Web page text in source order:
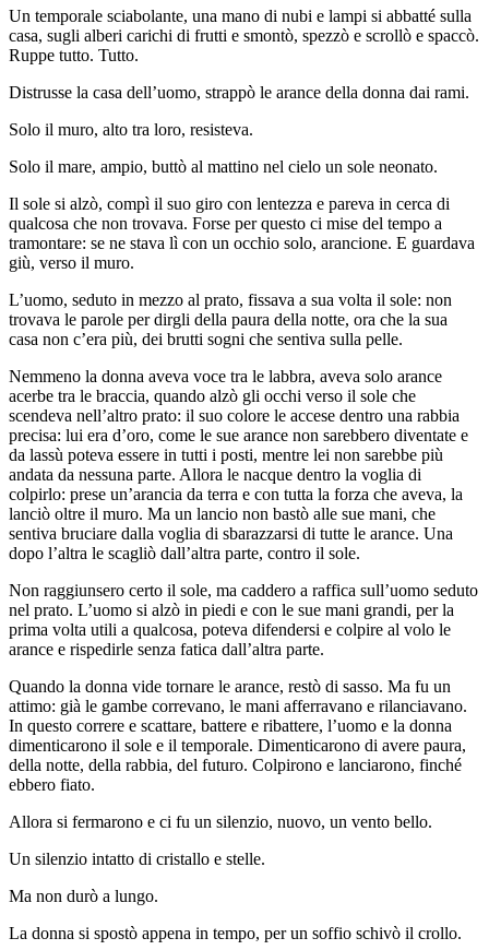
Un temporale sciabolante, una mano di nubi e lampi si abbatté sulla
casa, sugli alberi carichi di frutti e smontò, spezzò e scrollò e spaccò.
Ruppe tutto. Tutto.
Distrusse la casa dell’uomo, strappò le arance della donna dai rami.
Solo il muro, alto tra loro, resisteva.
Solo il mare, ampio, buttò al mattino nel cielo un sole neonato.
Il sole si alzò, compì il suo giro con lentezza e pareva in cerca di
qualcosa che non trovava. Forse per questo ci mise del tempo a
tramontare: se ne stava lì con un occhio solo, arancione. E guardava
giù, verso il muro.
L’uomo, seduto in mezzo al prato, fissava a sua volta il sole: non
trovava le parole per dirgli della paura della notte, ora che la sua
casa non c’era più, dei brutti sogni che sentiva sulla pelle.
Nemmeno la donna aveva voce tra le labbra, aveva solo arance
acerbe tra le braccia, quando alzò gli occhi verso il sole che
scendeva nell’altro prato: il suo colore le accese dentro una rabbia
precisa: lui era d’oro, come le sue arance non sarebbero diventate e
da lassù poteva essere in tutti i posti, mentre lei non sarebbe più
andata da nessuna parte. Allora le nacque dentro la voglia di
colpirlo: prese un’arancia da terra e con tutta la forza che aveva, la
lanciò oltre il muro. Ma un lancio non bastò alle sue mani, che
sentiva bruciare dalla voglia di sbarazzarsi di tutte le arance. Una
dopo l’altra le scagliò dall’altra parte, contro il sole.
Non raggiunsero certo il sole, ma caddero a raffica sull’uomo seduto
nel prato. L’uomo si alzò in piedi e con le sue mani grandi, per la
prima volta utili a qualcosa, poteva difendersi e colpire al volo le
arance e rispedirle senza fatica dall’altra parte.
Quando la donna vide tornare le arance, restò di sasso. Ma fu un
attimo: già le gambe correvano, le mani afferravano e rilanciavano.
In questo correre e scattare, battere e ribattere, l’uomo e la donna
dimenticarono il sole e il temporale. Dimenticarono di avere paura,
della notte, della rabbia, del futuro. Colpirono e lanciarono, finché
ebbero fiato.
Allora si fermarono e ci fu un silenzio, nuovo, un vento bello.
Un silenzio intatto di cristallo e stelle.
Ma non durò a lungo.
La donna si spostò appena in tempo, per un soffio schivò il crollo.